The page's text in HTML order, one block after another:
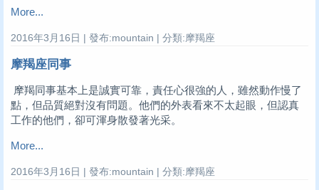
More...
2016年3月16日 | 發布:mountain | 分類:摩羯座
摩羯座同事
摩羯同事基本上是誠實可靠，責任心很強的人，雖然動作慢了
點，但品質絕對沒有問題。他們的外表看來不太起眼，但認真
工作的他們，卻可渾身散發著光采。
More...
2016年3月16日 | 發布:mountain | 分類:摩羯座